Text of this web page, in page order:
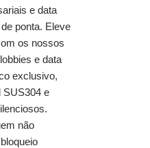
e data
ponta. Eleve
os nossos
e data
exclusivo,
SUS304 e
não